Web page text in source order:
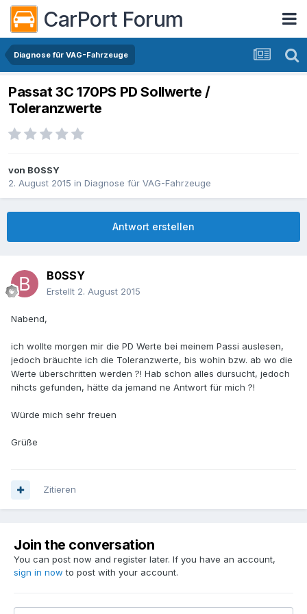
CarPort Forum
Diagnose für VAG-Fahrzeuge
Passat 3C 170PS PD Sollwerte /
Toleranzwerte
von B0SSY
2. August 2015 in Diagnose für VAG-Fahrzeuge
Antwort erstellen
B0SSY
Erstellt 2. August 2015
Nabend,
ich wollte morgen mir die PD Werte bei meinem Passi auslesen,
jedoch bräuchte ich die Toleranzwerte, bis wohin bzw. ab wo die
Werte überschritten werden ?! Hab schon alles dursucht, jedoch
nihcts gefunden, hätte da jemand ne Antwort für mich ?!
Würde mich sehr freuen
Grüße
Zitieren
Join the conversation
You can post now and register later. If you have an account,
sign in now to post with your account.